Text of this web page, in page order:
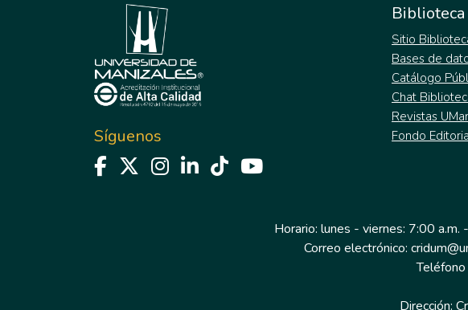
Síguenos
Sitio
Bases de
Catálogo
Chat
Revistas
Fondo
Horario: lunes - viernes: 7:00
Correo electrónico:
Dirección: